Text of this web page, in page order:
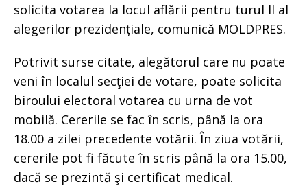
solicita votarea la locul aflării pentru turul II al
alegerilor prezidențiale, comunică MOLDPRES.
Potrivit surse citate, alegătorul care nu poate
veni în localul secţiei de votare, poate solicita
biroului electoral votarea cu urna de vot
mobilă. Cererile se fac în scris, până la ora
18.00 a zilei precedente votării. În ziua votării,
cererile pot fi făcute în scris până la ora 15.00,
dacă se prezintă şi certificat medical.